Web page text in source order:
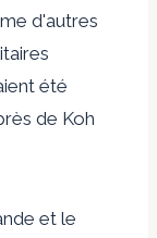
d'autres
été
de Koh
et le